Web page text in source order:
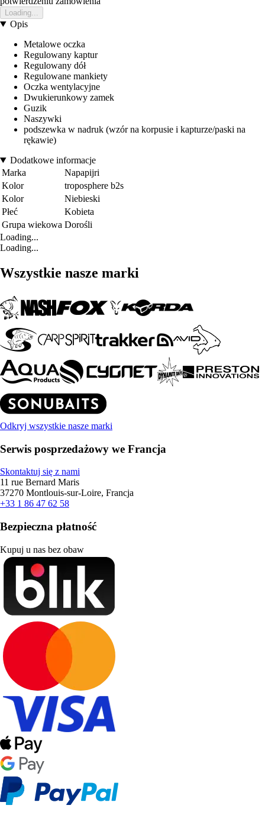
Loading...
Opis
Metalowe oczka
Regulowany kaptur
Regulowany dół
Regulowane mankiety
Oczka wentylacyjne
Dwukierunkowy zamek
Guzik
Naszywki
podszewka w nadruk (wzór na korpusie i kapturze/paski na
rękawie)
Dodatkowe informacje
Marka
Napapijri
Kolor
troposphere b2s
Kolor
Niebieski
Płeć
Kobieta
Grupa wiekowa Dorośli
Loading...
Loading...
Wszystkie nasze marki
Odkryj wszystkie nasze marki
Serwis posprzedażowy we Francja
Skontaktuj się z nami
11 rue Bernard Maris
37270 Montlouis-sur-Loire, Francja
+33 1 86 47 62 58
Bezpieczna płatność
Kupuj u nas bez obaw